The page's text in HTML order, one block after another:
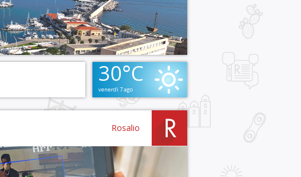
30°C
venerdì 7 ago
Rosalio